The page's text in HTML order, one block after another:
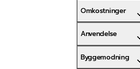
Omkostninger
Anvendelse
Byggemodning